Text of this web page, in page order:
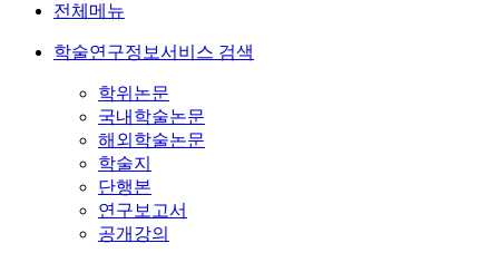
전체메뉴
학술연구정보서비스 검색
학위논문
국내학술논문
해외학술논문
학술지
단행본
연구보고서
공개강의